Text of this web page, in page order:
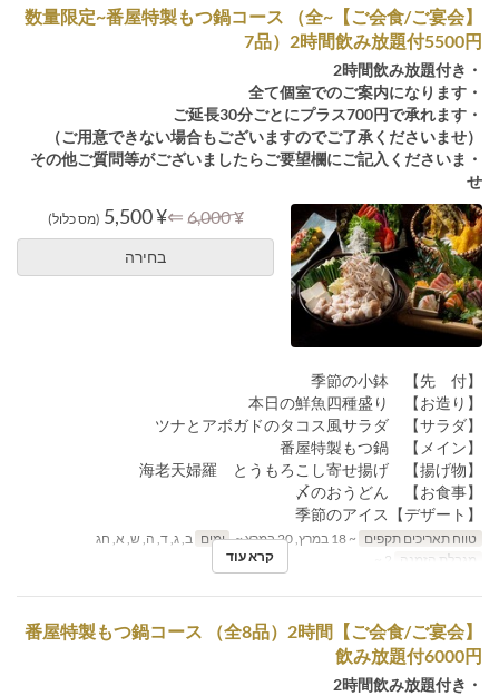
【ご会食/ご宴会】~数量限定~番屋特製もつ鍋コース （全
7品）2時間飲み放題付5500円
・2時間飲み放題付き
・全て個室でのご案内になります
・ご延長30分ごとにプラス700円で承れます
（ご用意できない場合もございますのでご了承くださいませ）
・その他ご質問等がございましたらご要望欄にご記入くださいま
せ
¥ 6,000
⇐
¥ 5,500 (מס כלול)
בחירה
【先 付】 季節の小鉢
【お造り】 本日の鮮魚四種盛り
【サラダ】 ツナとアボガドのタコス風サラダ
【メイン】 番屋特製もつ鍋
【揚げ物】 海老天婦羅 とうもろこし寄せ揚げ
【お食事】 〆のおうどん
【デザート】季節のアイス
טווח תאריכים תקפים ~ 18 במרץ, 20 במרץ ~ ימים ב, ג, ד, ה, ש, א, חג
מגבלת הזמנה
קרא עוד
【ご会食/ご宴会】番屋特製もつ鍋コース （全8品）2時間
飲み放題付6000円
・2時間飲み放題付き